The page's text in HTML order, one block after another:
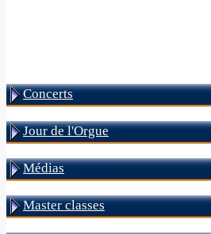
Concerts
Jour de l'Orgue
Médias
Master classes